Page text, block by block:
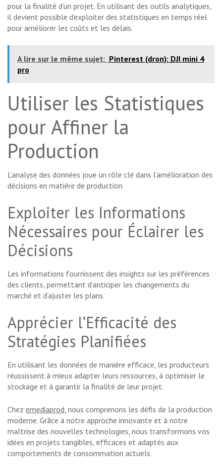
pour la finalité d’un projet. En utilisant des outils analytiques,
il devient possible d’exploiter des statistiques en temps réel
pour améliorer les coûts et les délais.
A lire sur le même sujet: Pinterest (dron): DJI mini 4
pro
Utiliser les Statistiques
pour Affiner la
Production
L’analyse des données joue un rôle clé dans l’amélioration des
décisions en matière de production.
Exploiter les Informations
Nécessaires pour Éclairer les
Décisions
Les informations fournissent des insights sur les préférences
des clients, permettant d’anticiper les changements du
marché et d’ajuster les plans.
Apprécier l’Efficacité des
Stratégies Planifiées
En utilisant les données de manière efficace, les producteurs
réussissent à mieux adapter leurs ressources, à optimiser le
stockage et à garantir la finalité de leur projet.
Chez emediaprod, nous comprenons les défis de la production
moderne. Grâce à notre approche innovante et à notre
maîtrise des nouvelles technologies, nous transformons vos
idées en projets tangibles, efficaces et adaptés aux
comportements de consommation actuels.